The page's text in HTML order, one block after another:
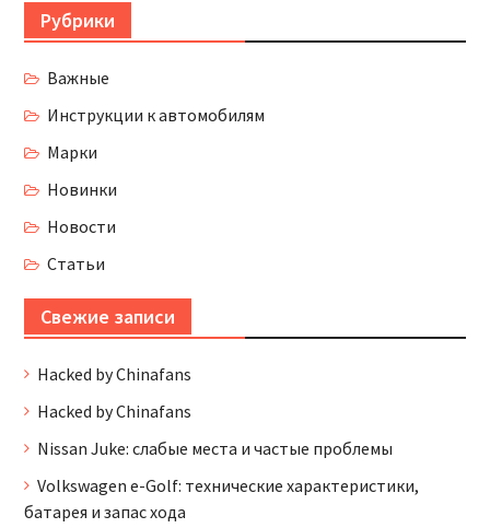
Рубрики
Важные
Инструкции к автомобилям
Марки
Новинки
Новости
Статьи
Свежие записи
Hacked by Chinafans
Hacked by Chinafans
Nissan Juke: слабые места и частые проблемы
Volkswagen e-Golf: технические характеристики,
батарея и запас хода